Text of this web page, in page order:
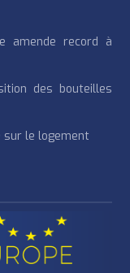
amende record à
des bouteilles
sur le logement